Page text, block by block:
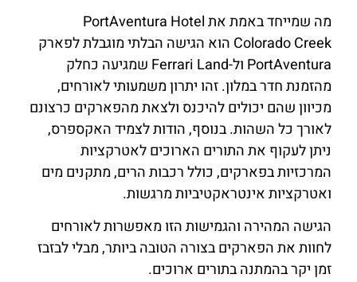
מה שמייחד באמת את PortAventura Hotel
Colorado Creek הוא הגישה הבלתי מוגבלת לפארק
PortAventura ול-Ferrari Land שמגיעה כחלק
מהזמנת חדר במלון. זהו יתרון משמעותי לאורחים,
מכיוון שהם יכולים להיכנס ולצאת מהפארקים כרצונם
לאורך כל השהות. בנוסף, הודות לצמיד האקספרס,
ניתן לעקוף את התורים הארוכים לאטרקציות
המרכזיות בפארקים, כולל רכבות הרים, מתקנים מים
ואטרקציות אינטראקטיביות מרגשות.
הגישה המהירה והגמישות הזו מאפשרות לאורחים
לחוות את הפארקים בצורה הטובה ביותר, מבלי לבזבז
זמן יקר בהמתנה בתורים ארוכים.